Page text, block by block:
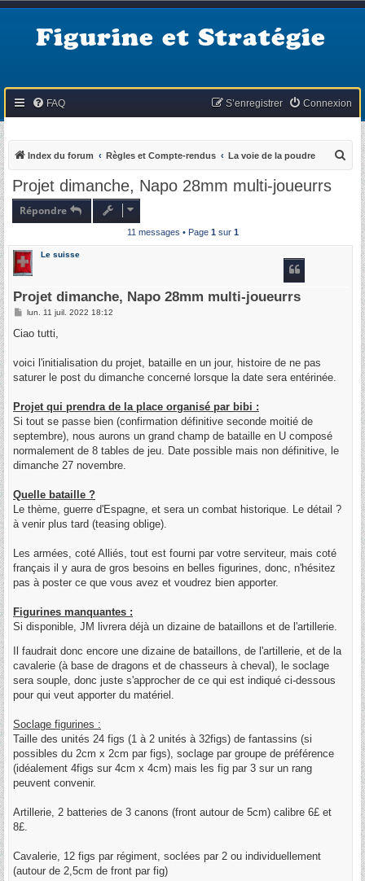
Figurine et Stratégie
FAQ Connexion
S’enregistrer
Index du forum Règles et Compte-rendus La voie de la poudre
Projet dimanche, Napo 28mm multi-joueurrs
Répondre
11 messages • Page 1 sur 1
Le suisse
Projet dimanche, Napo 28mm multi-joueurrs
M
s
g
lun. 11 juil. 2022 18:12
Ciao tutti,
voici l'initialisation du projet, bataille en un jour, histoire de ne pas
saturer le post du dimanche concerné lorsque la date sera entérinée.
Projet qui prendra de la place organisé par bibi :
Si tout se passe bien (confirmation définitive seconde moitié de
septembre), nous aurons un grand champ de bataille en U composé
normalement de 8 tables de jeu. Date possible mais non définitive, le
dimanche 27 novembre.
Quelle bataille ?
Le thème, guerre d'Espagne, et sera un combat historique. Le détail ?
à venir plus tard (teasing oblige).
Les armées, coté Alliés, tout est fourni par votre serviteur, mais coté
français il y aura de gros besoins en belles figurines, donc, n'hésitez
pas à poster ce que vous avez et voudrez bien apporter.
Figurines manquantes :
Si disponible, JM livrera déjà un dizaine de bataillons et de l'artillerie.
Il faudrait donc encore une dizaine de bataillons, de l'artillerie, et de la
cavalerie (à base de dragons et de chasseurs à cheval), le soclage
sera souple, donc juste s'approcher de ce qui est indiqué ci-dessous
pour qui veut apporter du matériel.
Soclage figurines :
Taille des unités 24 figs (1 à 2 unités à 32figs) de fantassins (si
possibles du 2cm x 2cm par figs), soclage par groupe de préférence
(idéalement 4figs sur 4cm x 4cm) mais les fig par 3 sur un rang
peuvent convenir.
Artillerie, 2 batteries de 3 canons (front autour de 5cm) calibre 6£ et
8£.
Cavalerie, 12 figs par régiment, soclées par 2 ou individuellement
(autour de 2,5cm de front par fig)